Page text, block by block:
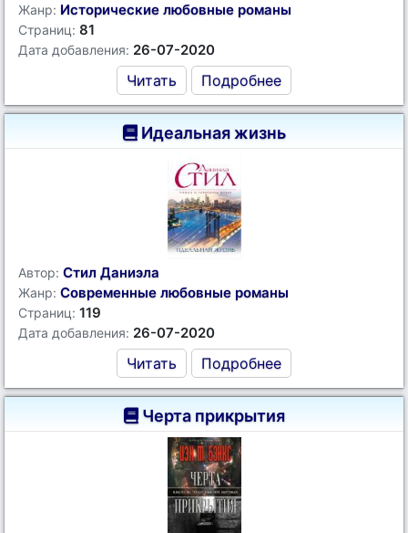
Жанр: Исторические любовные романы
Страниц: 81
Дата добавления: 26-07-2020
Читать Подробнее
Идеальная жизнь
Автор: Стил Даниэла
Жанр: Современные любовные романы
Страниц: 119
Дата добавления: 26-07-2020
Читать Подробнее
Черта прикрытия